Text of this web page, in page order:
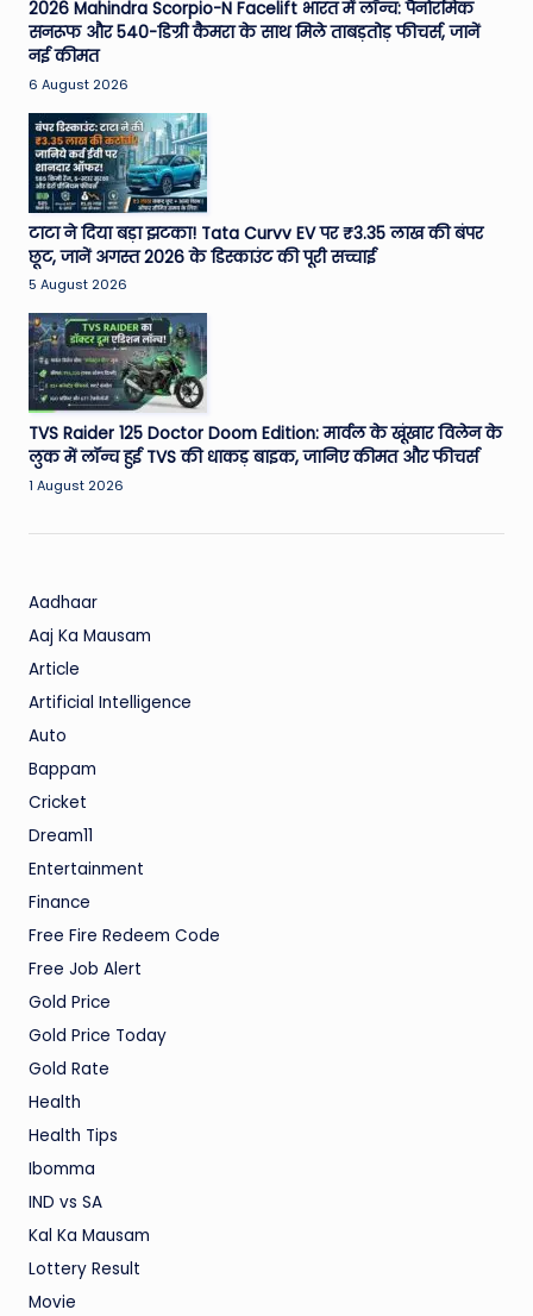
2026 Mahindra Scorpio-N Facelift भारत में लॉन्च: पैनोरमिक
सनरूफ और 540-डिग्री कैमरा के साथ मिले ताबड़तोड़ फीचर्स, जानें
नई कीमत
6 August 2026
टाटा ने दिया बड़ा झटका! Tata Curvv EV पर ₹3.35 लाख की बंपर
छूट, जानें अगस्त 2026 के डिस्काउंट की पूरी सच्चाई
5 August 2026
TVS Raider 125 Doctor Doom Edition: मार्वल के खूंखार विलेन के
लुक में लॉन्च हुई TVS की धाकड़ बाइक, जानिए कीमत और फीचर्स
1 August 2026
Aadhaar
Aaj Ka Mausam
Article
Artificial Intelligence
Auto
Bappam
Cricket
Dream11
Entertainment
Finance
Free Fire Redeem Code
Free Job Alert
Gold Price
Gold Price Today
Gold Rate
Health
Health Tips
Ibomma
IND vs SA
Kal Ka Mausam
Lottery Result
Movie